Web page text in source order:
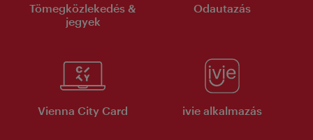
Tömegközlekedés &
jegyek
Odautazás
Vienna City Card ivie alkalmazás